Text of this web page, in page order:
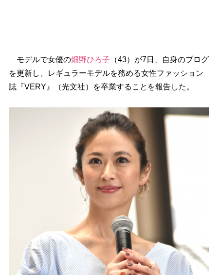
モデルで女優の畑野ひろ子 （43）が7日、自身のブログ
を更新し、レギュラーモデルを務める女性ファッション
誌『VERY』（光文社）を卒業することを報告した。